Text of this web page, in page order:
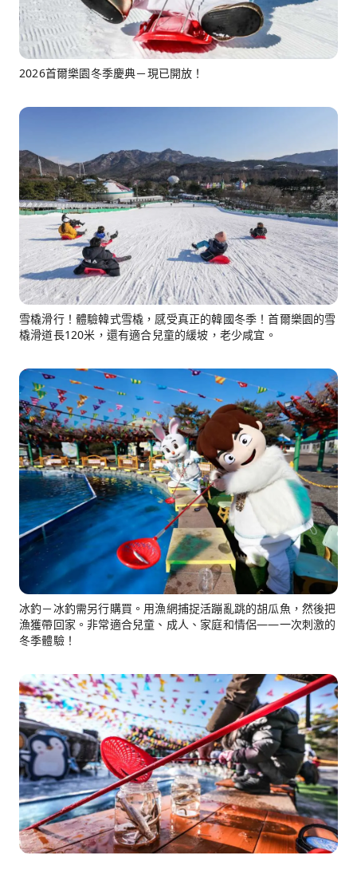
2026首爾樂園冬季慶典－現已開放！
雪橇滑行！體驗韓式雪橇，感受真正的韓國冬季！首爾樂園的雪
橇滑道長120米，還有適合兒童的緩坡，老少咸宜。
冰釣－冰釣需另行購買。用漁網捕捉活蹦亂跳的胡瓜魚，然後把
漁獲帶回家。非常適合兒童、成人、家庭和情侶——一次刺激的
冬季體驗！